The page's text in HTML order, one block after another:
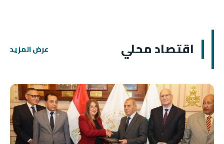
اقتصاد محلي عرض المزيد